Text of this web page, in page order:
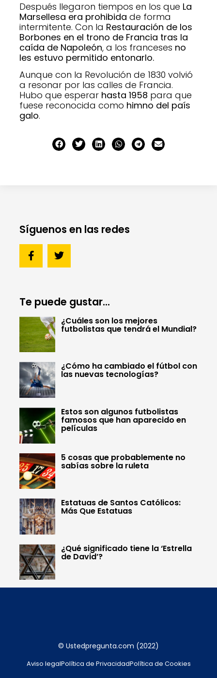
Después llegaron tiempos en los que La
Marsellesa era prohibida de forma
intermitente. Con la Restauración de los
Borbones en el trono de Francia tras la
caída de Napoleón, a los franceses no
les estuvo permitido entonarlo.
Aunque con la Revolución de 1830 volvió
a resonar por las calles de Francia.
Hubo que esperar hasta 1958 para que
fuese reconocida como himno del país
galo.
Síguenos en las redes
Te puede gustar...
¿Cuáles son los mejores
futbolistas que tendrá el Mundial?
¿Cómo ha cambiado el fútbol con
las nuevas tecnologías?
Estos son algunos futbolistas
famosos que han aparecido en
películas
5 cosas que probablemente no
sabías sobre la ruleta
Estatuas de Santos Católicos:
Más Que Estatuas
¿Qué significado tiene la ‘Estrella
de David’?
© Ustedpregunta.com (2022)
Aviso legalPolítica de PrivacidadPolítica de Cookies